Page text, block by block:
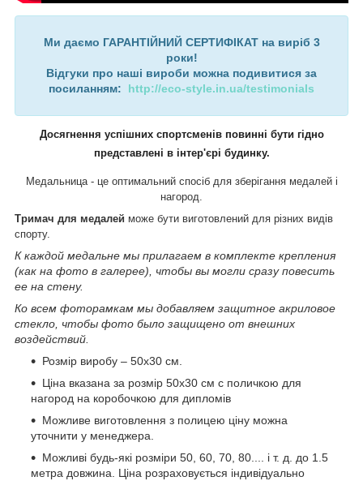
Ми даємо ГАРАНТІЙНИЙ СЕРТИФІКАТ на виріб 3
роки!
Відгуки про наші вироби можна подивитися за
посиланням: http://eco-style.in.ua/testimonials
Досягнення успішних спортсменів повинні бути гідно
представлені в інтер'єрі будинку.
Медальница - це оптимальний спосіб для зберігання медалей і
нагород.
Тримач для медалей може бути виготовлений для різних видів
спорту.
К каждой медальне мы прилагаем в комплекте крепления
(как на фото в галерее), чтобы вы могли сразу повесить
ее на стену.
Ко всем фоторамкам мы добавляем защитное акриловое
стекло, чтобы фото было защищено от внешних
воздействий.
Розмір виробу – 50х30 см.
Ціна вказана за розмір 50х30 см с поличкою для
нагород на коробочкою для дипломів
Можливе виготовлення з полицею ціну можна
уточнити у менеджера.
Можливі будь-які розміри 50, 60, 70, 80.... і т. д. до 1.5
метра довжина. Ціна розраховується індивідуально